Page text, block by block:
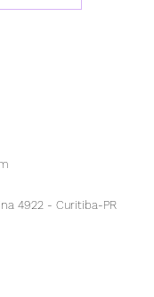
4922 - Curitiba-PR